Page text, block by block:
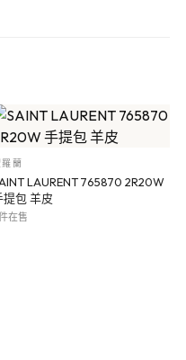
蘭
LAURENT 765870 2R20W
提包 羊皮
在售